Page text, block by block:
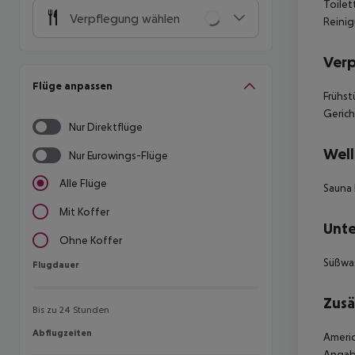
Verpflegung wählen
Flüge anpassen
Nur Direktflüge
Nur Eurowings-Flüge
Alle Flüge
Mit Koffer
Ohne Koffer
Flugdauer
Flugdauer
Bis zu 24 Stunden
Abflugzeiten
Abflugzeiten
Sauna